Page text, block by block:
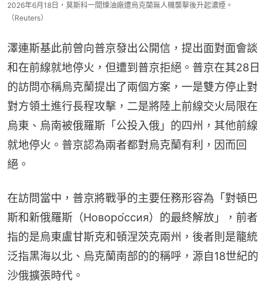
2026年6月18日，莫斯科一間煉油廠遭烏克蘭無人機襲擊後升起濃煙。
（Reuters）
澤連斯基此前曾向普京發出公開信，提出面對面會談
和在前線就地停火，但遭到普京拒絕。普京在其28日
的訪問亦稱烏克蘭提出了兩個方案，一是雙方停止對
對方領土進行長程攻擊，二是將陸上前線交火局限在
烏東、烏南被俄羅斯「公投入俄」的四州，其他前線
就地停火。普京認為兩者都對烏克蘭有利，因而回
絕。
在訪問當中，普京將戰爭的主要任務形容為「對頓巴
斯和新俄羅斯（Новоро́ссия）的最終解放」，前者
指的是烏東盧甘斯克和頓涅茨克兩州，後者則是籠統
泛指黑海以北、烏克蘭南部的的稱呼，源自18世紀的
沙俄擴張時代。